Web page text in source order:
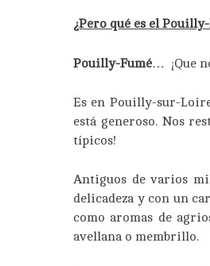
¿Pero qué es elPouilly-
Pouilly-Fumé… ¡Que
Es en Pouilly-sur-
está generoso. Nos
típicos!
Antiguos de varios
delicadeza y con un
como aromas de
avellana o membrillo.